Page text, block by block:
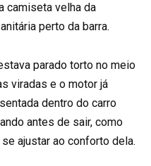
camiseta velha da
perto da barra.
parado torto no meio
viradas e o motor já
dentro do carro
antes de sair, como
ajustar ao conforto dela.